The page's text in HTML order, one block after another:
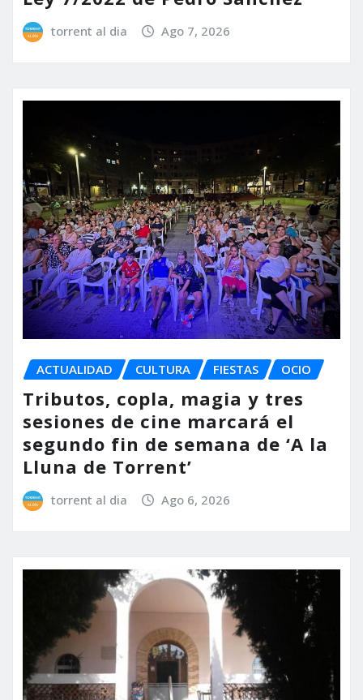
torrent al dia Ago 7, 2026
ACTUALIDAD CULTURA FIESTAS OCIO
Tributos, copla, magia y tres
sesiones de cine marcará el
segundo fin de semana de ‘A la
Lluna de Torrent’
torrent al dia Ago 6, 2026